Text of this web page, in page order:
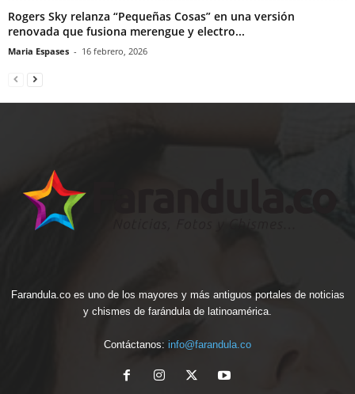
Rogers Sky relanza “Pequeñas Cosas” en una versión
renovada que fusiona merengue y electro...
Maria Espases - 16 febrero, 2026
Farandula.co es uno de los mayores y más antiguos portales de noticias
y chismes de farándula de latinoamérica.
Contáctanos: info@farandula.co